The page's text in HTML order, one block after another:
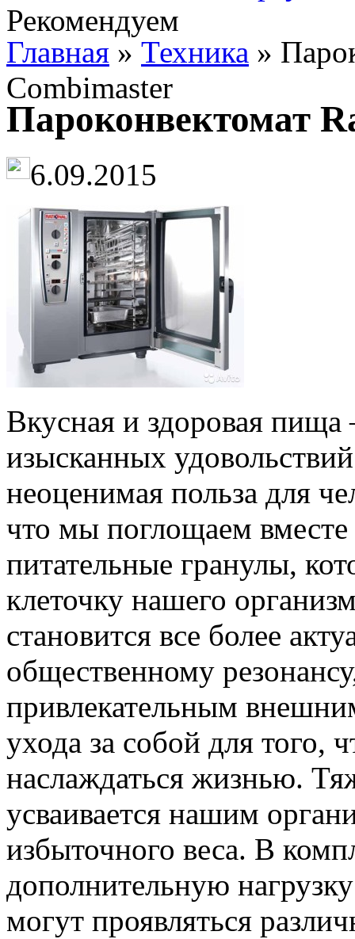
Рекомендуем
Главная » Техника »
Combimaster
Пароконвектомат
6.09.2015
Вкусная и здоровая пища
изысканных
неоценимая польза для
что мы поглощаем вместе
питательные гранулы,
клеточку нашего
становится все более
общественному
привлекательным
ухода за собой для
наслаждаться жизнью.
усваивается нашим
избыточного веса. В
дополнительную
могут проявляться